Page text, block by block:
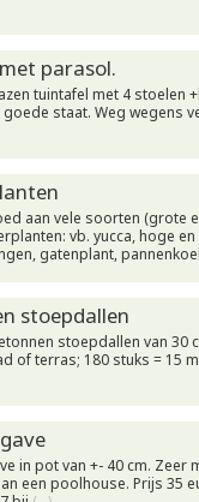
parasol.
tuintafel met 4 stoelen
staat. Weg wegens
aan vele soorten (grote
vb. yucca, hoge
gatenplant,
stoepdallen
stoepdallen van 30
of terras; 180 stuks = 15
in pot van +- 40 cm. Zeer
een poolhouse. Prijs 35